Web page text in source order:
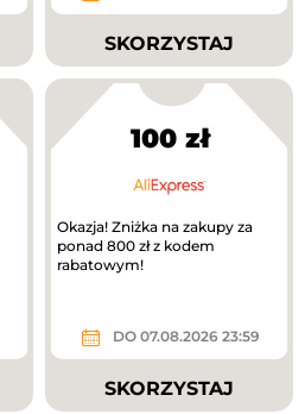
SKORZYSTAJ
100 zł
Okazja! Zniżka na zakupy za
ponad 800 zł z kodem
rabatowym!
DO 07.08.2026 23:59
SKORZYSTAJ